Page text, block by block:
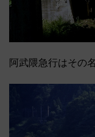
阿武隈急行はその